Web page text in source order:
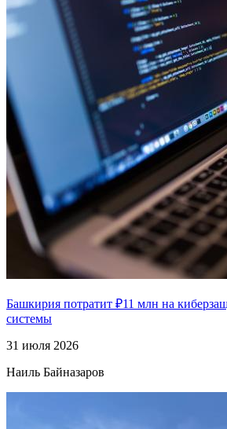
Башкирия потратит ₽11 млн на
системы
31 июля 2026
Наиль Байназаров